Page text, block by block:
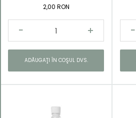
2,00 RON
ADĂUGAŢI ÎN COŞUL DVS.